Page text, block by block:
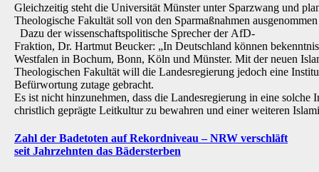
Gleichzeitig steht die Universität Münster unter Sparzwang und
Theologische Fakultät soll von den Sparmaßnahmen
Dazu der wissenschaftspolitische Sprecher der AfD-
Fraktion, Dr. Hartmut Beucker: „In Deutschland können
Westfalen in Bochum, Bonn, Köln und Münster. Mit der neuen
Theologischen Fakultät will die Landesregierung jedoch eine
Befürwortung zutage gebracht.
Es ist nicht hinzunehmen, dass die Landesregierung in eine
christlich geprägte Leitkultur zu bewahren und einer weiteren
Zahl der Badetoten auf Rekordniveau – NRW verschläft
seit Jahrzehnten das Bädersterben